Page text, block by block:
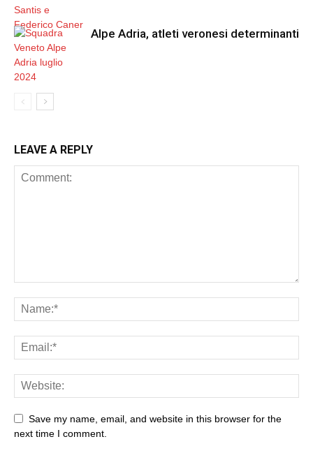
Alpe Adria, atleti veronesi determinanti
LEAVE A REPLY
Save my name, email, and website in this browser for the
next time I comment.